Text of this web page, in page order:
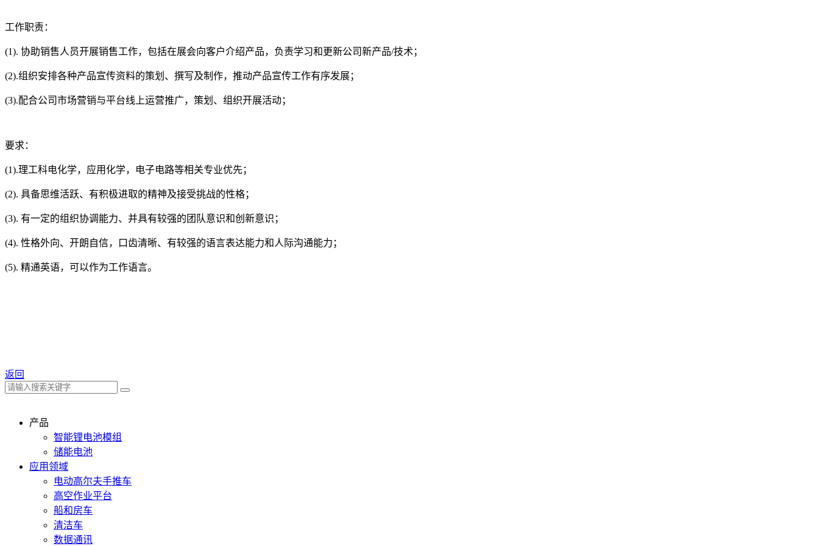
工作职责：
(1). 协助销售人员开展销售工作，包括在展会向客户介绍产品，负责学习和更新公司新产品/技术；
(2).组织安排各种产品宣传资料的策划、撰写及制作，推动产品宣传工作有序发展；
(3).配合公司市场营销与平台线上运营推广，策划、组织开展活动；
要求：
(1).理工科电化学，应用化学，电子电路等相关专业优先；
(2). 具备思维活跃、有积极进取的精神及接受挑战的性格；
(3). 有一定的组织协调能力、并具有较强的团队意识和创新意识；
(4). 性格外向、开朗自信，口齿清晰、有较强的语言表达能力和人际沟通能力；
(5). 精通英语，可以作为工作语言。
返回
产品
智能锂电池模组
储能电池
应用领域
电动高尔夫手推车
高空作业平台
船和房车
清洁车
数据通讯